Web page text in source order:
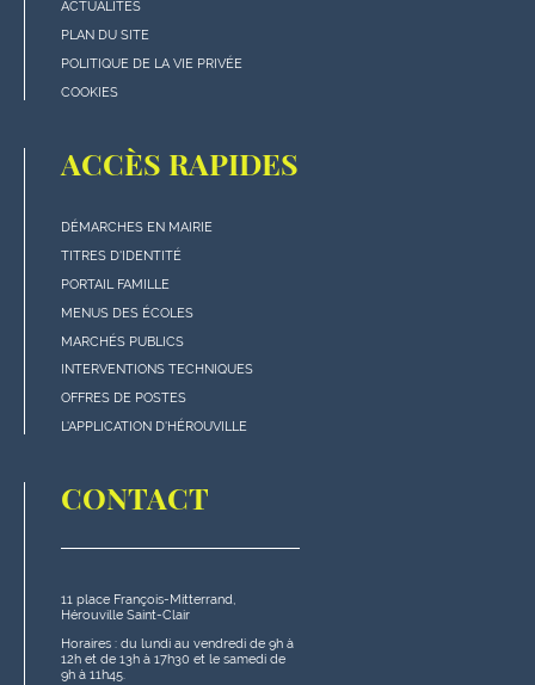
page
ACTUALITÉS
PLAN DU SITE
POLITIQUE DE LA VIE PRIVÉE
COOKIES
ACCÈS RAPIDES
Menu
"Accès
rapides"
en
bas
de
page
DÉMARCHES EN MAIRIE
TITRES D'IDENTITÉ
PORTAIL FAMILLE
MENUS DES ÉCOLES
MARCHÉS PUBLICS
INTERVENTIONS TECHNIQUES
OFFRES DE POSTES
L'APPLICATION D'HÉROUVILLE
CONTACT
11 place François-Mitterrand,
Hérouville Saint-Clair
Horaires : du lundi au vendredi de 9h à
12h et de 13h à 17h30 et le samedi de
9h à 11h45.